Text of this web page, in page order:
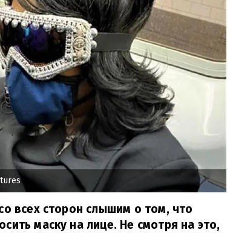
всех сторон слышим о том, что
маску на лице. Не смотря на это,